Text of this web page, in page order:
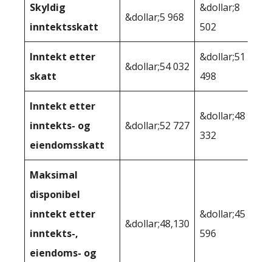
Skyldig
inntektsskatt
&dollar;5 968
&dollar;8
502
Inntekt etter
skatt
&dollar;54 032
&dollar;51
498
Inntekt etter
inntekts- og
eiendomsskatt
&dollar;52 727
&dollar;48
332
Maksimal
disponibel
inntekt etter
inntekts-,
eiendoms- og
&dollar;48,130
&dollar;45
596